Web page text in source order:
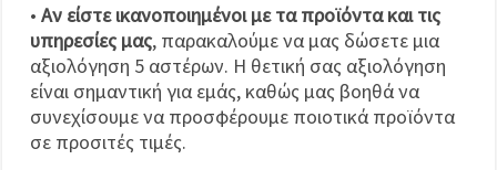
• Αν είστε ικανοποιημένοι με τα προϊόντα και τις
υπηρεσίες μας, παρακαλούμε να μας δώσετε μια
αξιολόγηση 5 αστέρων. Η θετική σας αξιολόγηση
είναι σημαντική για εμάς, καθώς μας βοηθά να
συνεχίσουμε να προσφέρουμε ποιοτικά προϊόντα
σε προσιτές τιμές.